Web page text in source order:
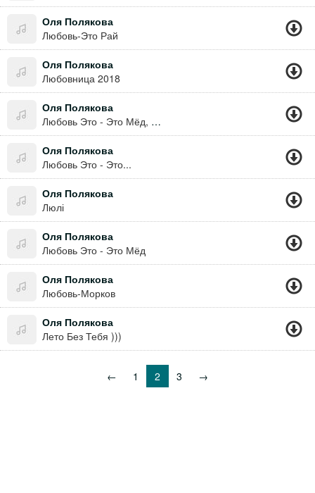
Оля Полякова
Любовь-Это Рай
Оля Полякова
Любовница 2018
Оля Полякова
Любовь Это - Это Мёд, Любовь - Это Яд, Любовь - Это Фразы Невпопад, Её Не Купить, Её Не Продать, Не Променять. Любовь Это - Рай, Любовь - Это Ад. Любовь - Это Выстрел Наугад. Как Сладкая Соль, Приятная Боль Моя Любовь.
Оля Полякова
Любовь Это - Это...
Оля Полякова
Люлі
Оля Полякова
Любовь Это - Это Мёд
Оля Полякова
Любовь-Морков
Оля Полякова
Лето Без Тебя )))
← 1 2 3 →